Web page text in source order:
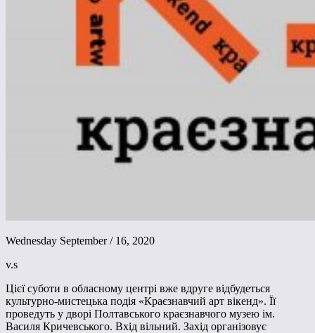
Wednesday September / 16, 2020
v.s
Цієї суботи в обласному центрі вже вдруге відбудеться
культурно-мистецька подія «Краєзнавчий арт вікенд». Її
проведуть у дворі Полтавського краєзнавчого музею ім.
Василя Кричевського. Вхід вільний. Захід організовує